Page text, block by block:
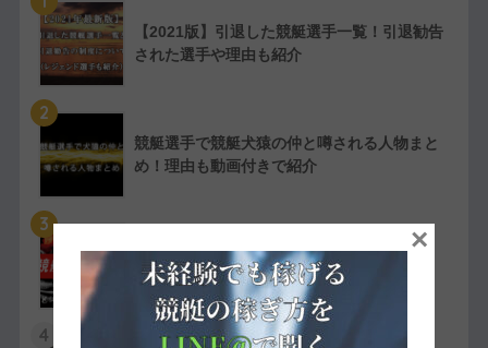
【2021版】引退した競艇選手一覧！引退勧告
された選手や理由も紹介
2
競艇選手で競艇犬猿の仲と噂される人物まと
め！理由も動画付きで紹介
3
【実費で検証】競艇LINERの予想は凄かっ
た！特徴や評判・口コミを紹介
4
×